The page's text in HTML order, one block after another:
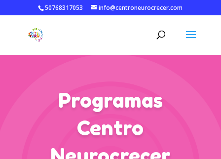
50768317053 info@centroneurocrecer.com
Programas
Centro